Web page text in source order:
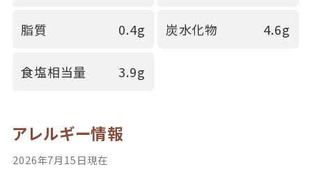
脂質 0.4g 炭水化物 4.6g
食塩相当量 3.9g
アレルギー情報
2026年7月15日現在